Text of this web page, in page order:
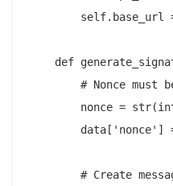
self.base_url
def
# Nonce must
nonce =
data['nonce']
# Create